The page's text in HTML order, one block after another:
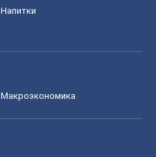
Напитки
Mакроэкономика